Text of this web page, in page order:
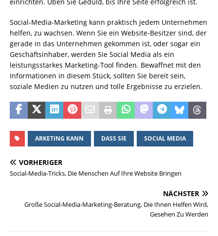
Social-Media-Marketing kann praktisch jedem Unternehmen
helfen, zu wachsen. Wenn Sie ein Website-Besitzer sind, der
gerade in das Unternehmen gekommen ist, oder sogar ein
Geschäftsinhaber, werden Sie Social Media als ein
leistungsstarkes Marketing-Tool finden. Bewaffnet mit den
Informationen in diesem Stück, sollten Sie bereit sein,
soziale Medien zu nutzen und tolle Ergebnisse zu erzielen.
ARKETING KANN DASS SIE SOCIAL MEDIA
VORHERIGER
Social-Media-Tricks, Die Menschen Auf Ihre Website Bringen
NÄCHSTER
Große Social-Media-Marketing-Beratung, Die Ihnen Helfen Wird,
Gesehen Zu Werden